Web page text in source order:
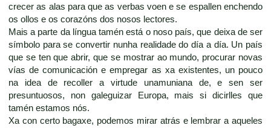
crecer as alas para que as verbas voen e se espallen enchendo
os ollos e os corazóns dos nosos lectores.
Mais a parte da língua tamén está o noso país, que deixa de ser
símbolo para se convertir nunha realidade do día a día. Un país
que se ten que abrir, que se mostrar ao mundo, procurar novas
vías de comunicación e empregar as xa existentes, un pouco
na idea de recoller a virtude unamuniana de, e sen ser
presuntuosos, non galeguizar Europa, mais si dicirlles que
tamén estamos nós.
Xa con certo bagaxe, podemos mirar atrás e lembrar a aqueles